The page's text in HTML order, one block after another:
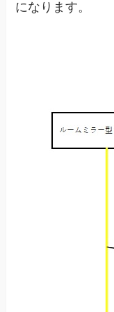
になります。